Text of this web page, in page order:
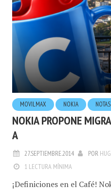
MOVILMAX NOKIA
NOKIA PROPONE
A
27.SEPTIEMBRE.2014 POR
1 LECTURA MÍNIMA
¡Definiciones en el Café!